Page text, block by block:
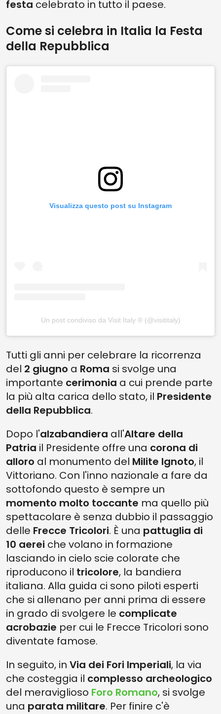
festa celebrato in tutto il paese.
Come si celebra in Italia la Festa
della Repubblica
Visualizza questo post su Instagram
Un post condiviso da Visit Italy ® (@visititaly)
Tutti gli anni per celebrare la ricorrenza
del 2 giugno a Roma si svolge una
importante cerimonia a cui prende parte
la più alta carica dello stato, il Presidente
della Repubblica.
Dopo l'alzabandiera all'Altare della
Patria il Presidente offre una corona di
alloro al monumento del Milite Ignoto, il
Vittoriano. Con l'inno nazionale a fare da
sottofondo questo è sempre un
momento molto toccante ma quello più
spettacolare è senza dubbio il passaggio
delle Frecce Tricolori. È una pattuglia di
10 aerei che volano in formazione
lasciando in cielo scie colorate che
riproducono il tricolore, la bandiera
italiana. Alla guida ci sono piloti esperti
che si allenano per anni prima di essere
in grado di svolgere le complicate
acrobazie per cui le Frecce Tricolori sono
diventate famose.
In seguito, in Via dei Fori Imperiali, la via
che costeggia il complesso archeologico
del meraviglioso Foro Romano, si svolge
una parata militare. Per finire c'è